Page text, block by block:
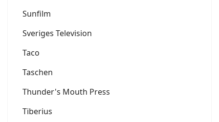
Sunfilm
Sveriges Television
Taco
Taschen
Thunder's Mouth Press
Tiberius